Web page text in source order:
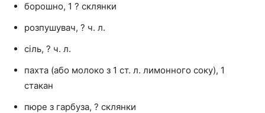
борошно, 1 ? склянки
розпушувач, ? ч. л.
сіль, ? ч. л.
пахта (або молоко з 1 ст. л. лимонного соку), 1
стакан
пюре з гарбуза, ? склянки